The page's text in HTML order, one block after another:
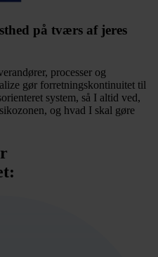
på tværs af jeres
processer og
gør forretningskontinuitet til
system, så I altid ved,
og hvad I skal gøre